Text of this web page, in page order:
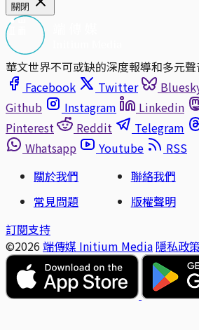
關閉
華文世界不可或缺的深度報導和多元
Facebook
Twitter
Github
Instagram Linkedin
Pinterest
Reddit Telegram
Whatsapp
Youtube
RSS
關於我們
聯絡我們
常見問題
版權聲明
訂閱支持
©2026 端傳媒 Initium Media 隱私政策